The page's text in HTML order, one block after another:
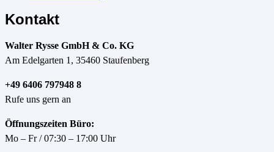
Kontakt
Walter Rysse GmbH & Co. KG
Am Edelgarten 1, 35460 Staufenberg
+49 6406 797948 8
Rufe uns gern an
Öffnungszeiten Büro:
Mo – Fr / 07:30 – 17:00 Uhr